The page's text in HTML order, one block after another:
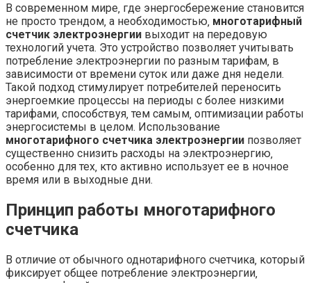
В современном мире‚ где энергосбережение становится
не просто трендом‚ а необходимостью‚ многотарифный
счетчик электроэнергии выходит на передовую
технологий учета. Это устройство позволяет учитывать
потребление электроэнергии по разным тарифам‚ в
зависимости от времени суток или даже дня недели.
Такой подход стимулирует потребителей переносить
энергоемкие процессы на периоды с более низкими
тарифами‚ способствуя‚ тем самым‚ оптимизации работы
энергосистемы в целом. Использование
многотарифного счетчика электроэнергии позволяет
существенно снизить расходы на электроэнергию‚
особенно для тех‚ кто активно использует ее в ночное
время или в выходные дни.
Принцип работы многотарифного
счетчика
В отличие от обычного однотарифного счетчика‚ который
фиксирует общее потребление электроэнергии‚